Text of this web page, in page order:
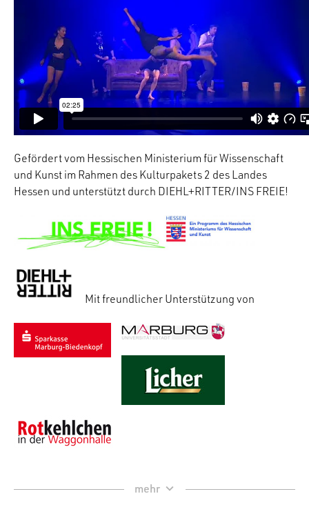
Gefördert vom Hessischen Ministerium für Wissenschaft
und Kunst im Rahmen des Kulturpakets 2 des Landes
Hessen und unterstützt durch DIEHL+RITTER/INS FREIE!
Mit freundlicher Unterstützung von